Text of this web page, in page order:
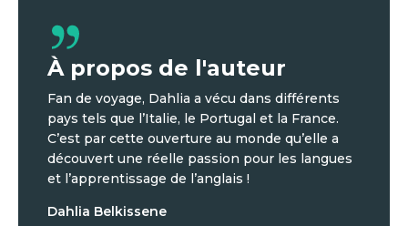
À propos de l'auteur
Fan de voyage, Dahlia a vécu dans différents
pays tels que l’Italie, le Portugal et la France.
C’est par cette ouverture au monde qu’elle a
découvert une réelle passion pour les langues
et l’apprentissage de l’anglais !
Dahlia Belkissene